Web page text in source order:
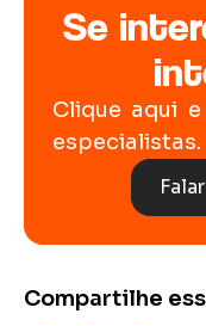
Se
Clique aqui
especialistas.
Compartilhe